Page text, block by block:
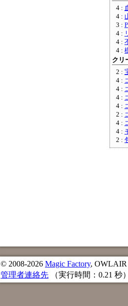
4 :
4 :
3 :
4 :
4 :
4 :
クリ
2 :
4 :
4 :
4 :
4 :
2 :
4 :
4 :
2 :
© 2008-2026 Magic Factory, OWLAIR
管理者連絡先 （実行時間：0.21 秒）